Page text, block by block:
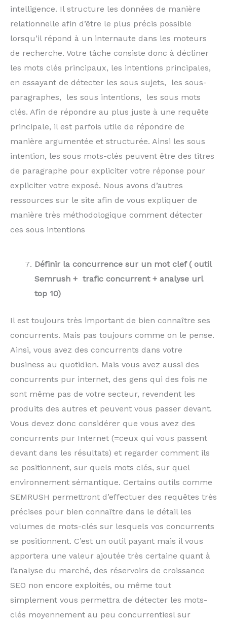
intelligence. Il structure les données de manière
relationnelle afin d’être le plus précis possible
lorsqu’il répond à un internaute dans les moteurs
de recherche. Votre tâche consiste donc à décliner
les mots clés principaux, les intentions principales,
en essayant de détecter les sous sujets, les sous-
paragraphes, les sous intentions, les sous mots
clés. Afin de répondre au plus juste à une requête
principale, il est parfois utile de répondre de
manière argumentée et structurée. Ainsi les sous
intention, les sous mots-clés peuvent être des titres
de paragraphe pour expliciter votre réponse pour
expliciter votre exposé. Nous avons d’autres
ressources sur le site afin de vous expliquer de
manière très méthodologique comment détecter
ces sous intentions
Définir la concurrence sur un mot clef ( outil
Semrush + trafic concurrent + analyse url
top 10)
Il est toujours très important de bien connaître ses
concurrents. Mais pas toujours comme on le pense.
Ainsi, vous avez des concurrents dans votre
business au quotidien. Mais vous avez aussi des
concurrents pur internet, des gens qui des fois ne
sont même pas de votre secteur, revendent les
produits des autres et peuvent vous passer devant.
Vous devez donc considérer que vous avez des
concurrents pur Internet (=ceux qui vous passent
devant dans les résultats) et regarder comment ils
se positionnent, sur quels mots clés, sur quel
environnement sémantique. Certains outils comme
SEMRUSH permettront d’effectuer des requêtes très
précises pour bien connaître dans le détail les
volumes de mots-clés sur lesquels vos concurrents
se positionnent. C’est un outil payant mais il vous
apportera une valeur ajoutée très certaine quant à
l’analyse du marché, des réservoirs de croissance
SEO non encore exploités, ou même tout
simplement vous permettra de détecter les mots-
clés moyennement au peu concurrentiesl sur